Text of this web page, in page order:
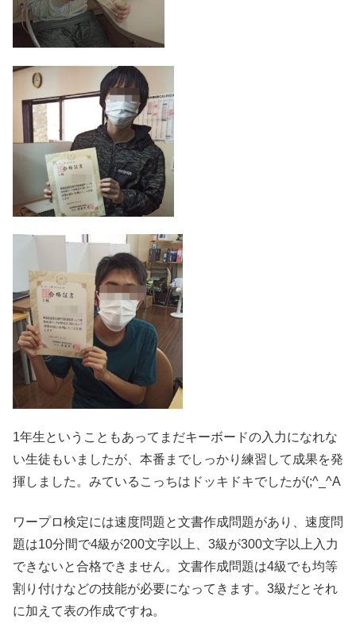
1年生ということもあってまだキーボードの入力になれな
い生徒もいましたが、本番までしっかり練習して成果を発
揮しました。みているこっちはドッキドキでしたが(;^_^A
ワープロ検定には速度問題と文書作成問題があり、速度問
題は10分間で4級が200文字以上、3級が300文字以上入力
できないと合格できません。文書作成問題は4級でも均等
割り付けなどの技能が必要になってきます。3級だとそれ
に加えて表の作成ですね。